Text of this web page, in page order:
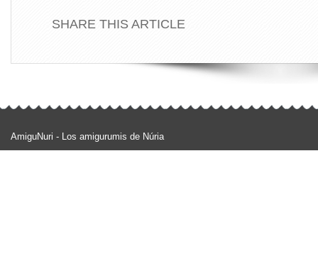
SHARE THIS ARTICLE
AmiguNuri - Los amigurumis de Núria